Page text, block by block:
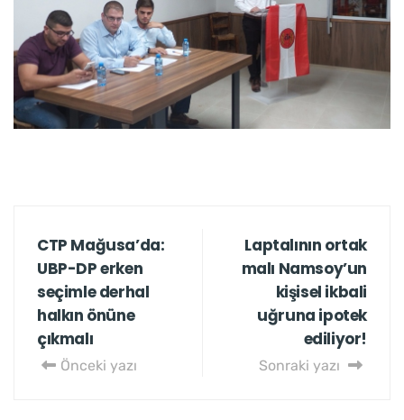
CTP Mağusa’da:
UBP-DP erken
seçimle derhal
halkın önüne
çıkmalı
Önceki yazı
Laptalının ortak
malı Namsoy’un
kişisel ikbali
uğruna ipotek
ediliyor!
Sonraki yazı